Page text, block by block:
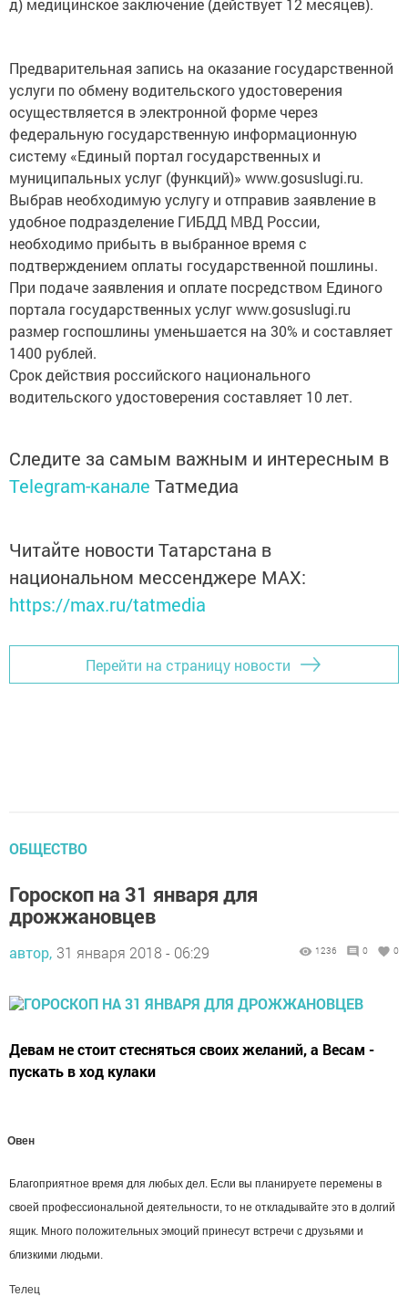
д) медицинское заключение (действует 12 месяцев).
Предварительная запись на оказание государственной
услуги по обмену водительского удостоверения
осуществляется в электронной форме через
федеральную государственную информационную
систему «Единый портал государственных и
муниципальных услуг (функций)» www.gosuslugi.ru.
Выбрав необходимую услугу и отправив заявление в
удобное подразделение ГИБДД МВД России,
необходимо прибыть в выбранное время с
подтверждением оплаты государственной пошлины.
При подаче заявления и оплате посредством Единого
портала государственных услуг www.gosuslugi.ru
размер госпошлины уменьшается на 30% и составляет
1400 рублей.
Срок действия российского национального
водительского удостоверения составляет 10 лет.
Следите за самым важным и интересным в
Telegram-канале Татмедиа
Читайте новости Татарстана в
национальном мессенджере MАХ:
https://max.ru/tatmedia
Перейти на страницу новости
ОБЩЕСТВО
Гороскоп на 31 января для
дрожжановцев
автор, 31 января 2018 - 06:29 1236 0 0
Девам не стоит стесняться своих желаний, а Весам -
пускать в ход кулаки
Овен
Благоприятное время для любых дел. Если вы планируете перемены в
своей профессиональной деятельности, то не откладывайте это в долгий
ящик. Много положительных эмоций принесут встречи с друзьями и
близкими людьми.
Телец